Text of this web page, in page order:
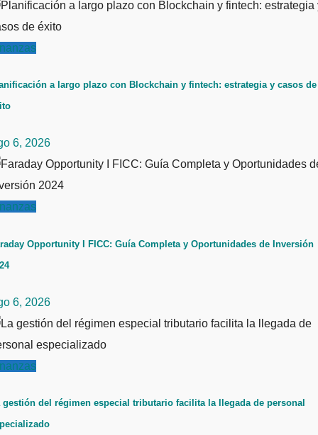
a largo plazo con Blockchain y fintech: estrategia y casos de
6, 2026
Opportunity I FICC: Guía Completa y Oportunidades de Inversión
6, 2026
gestión del régimen especial tributario facilita la llegada de personal